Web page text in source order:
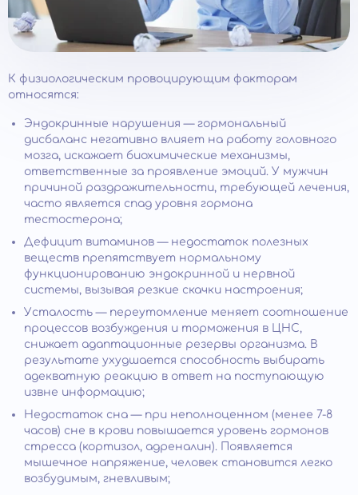
К физиологическим провоцирующим факторам
относятся:
Эндокринные нарушения — гормональный
дисбаланс негативно влияет на работу головного
мозга, искажает биохимические механизмы,
ответственные за проявление эмоций. У мужчин
причиной раздражительности, требующей лечения,
часто является спад уровня гормона
тестостерона;
Дефицит витаминов — недостаток полезных
веществ препятствует нормальному
функционированию эндокринной и нервной
системы, вызывая резкие скачки настроения;
Усталость — переутомление меняет соотношение
процессов возбуждения и торможения в ЦНС,
снижает адаптационные резервы организма. В
результате ухудшается способность выбирать
адекватную реакцию в ответ на поступающую
извне информацию;
Недостаток сна — при неполноценном (менее 7-8
часов) сне в крови повышается уровень гормонов
стресса (кортизол, адреналин). Появляется
мышечное напряжение, человек становится легко
возбудимым, гневливым;